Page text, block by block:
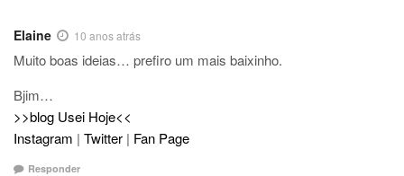
Elaine 10 anos atrás
Muito boas ideias… prefiro um mais baixinho.
Bjim…
>>blog Usei Hoje<<
Instagram | Twitter | Fan Page
Responder